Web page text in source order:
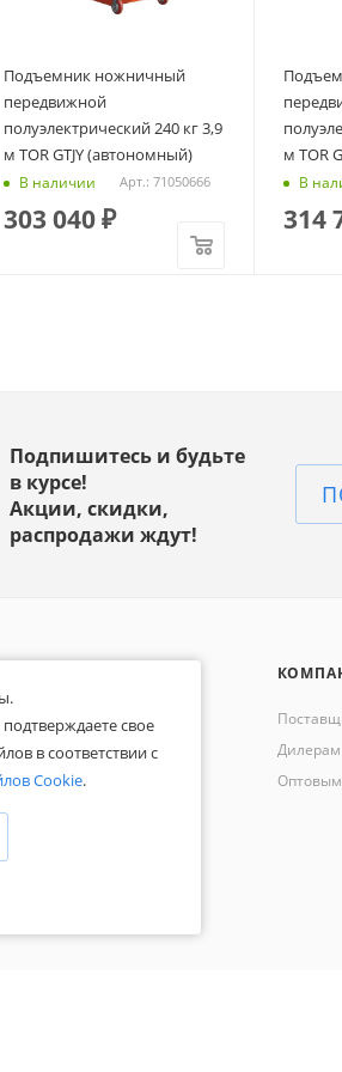
Подъемник ножничный
передвижной
полуэлектрический 240 кг 3,9
м TOR GTJY (автономный)
В наличии Арт.: 71050666
303 040₽
м TOR
В
314
Подпишитесь и будьте
в курсе!
Акции, скидки,
распродажи ждут!
Дилерам
свое
в соответствии с
Cookie.